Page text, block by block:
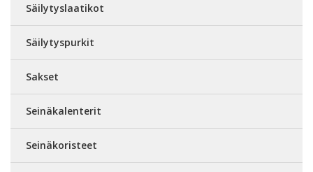
Säilytyslaatikot
Säilytyspurkit
Sakset
Seinäkalenterit
Seinäkoristeet